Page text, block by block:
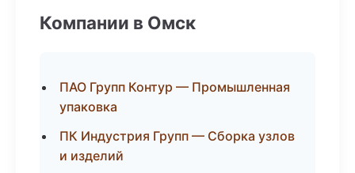
Компании в Омск
ПАО Групп Контур — Промышленная
упаковка
ПК Индустрия Групп — Сборка узлов
и изделий